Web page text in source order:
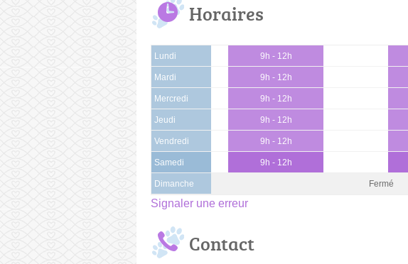
Horaires
Lundi 9h - 12h
Mardi 9h - 12h
Mercredi 9h - 12h
Jeudi 9h - 12h
Vendredi 9h - 12h
Samedi 9h - 12h
Dimanche Fermé
Signaler une erreur
Contact